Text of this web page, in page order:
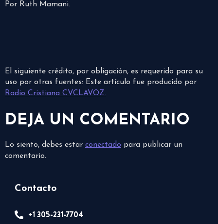
Por Ruth Mamani.
El siguiente crédito, por obligación, es requerido para su
uso por otras fuentes: Este artículo fue producido por
Radio Cristiana CVCLAVOZ.
DEJA UN COMENTARIO
Lo siento, debes estar conectado para publicar un
comentario.
Contacto
+1 305-231-7704